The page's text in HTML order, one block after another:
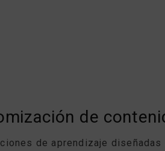
de
de aprendizaje